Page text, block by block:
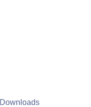
Downloads